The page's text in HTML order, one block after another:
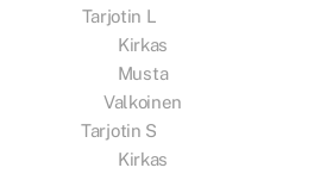
Tarjotin L
Kirkas
Musta
Valkoinen
Tarjotin S
Kirkas